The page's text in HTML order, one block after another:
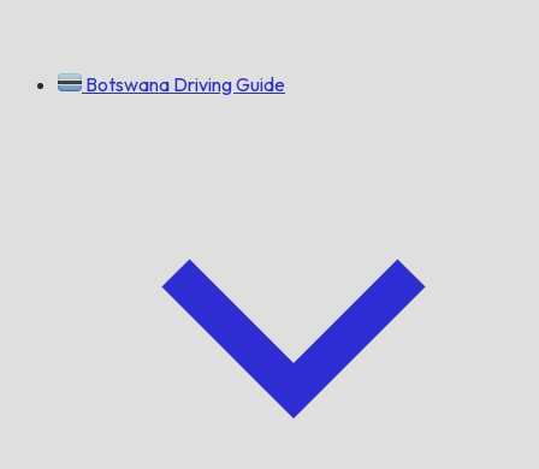
Botswana Driving Guide